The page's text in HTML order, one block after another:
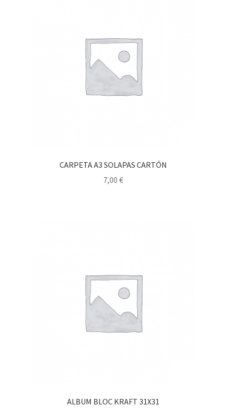
CARPETA A3 SOLAPAS CARTÓN
7,00 €
ALBUM BLOC KRAFT 31X31